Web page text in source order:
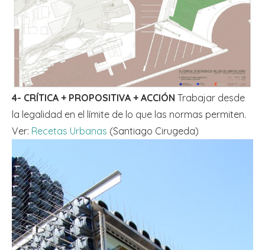
4- CRÍTICA + PROPOSITIVA + ACCIÓN Trabajar desde
la legalidad en el límite de lo que las normas permiten.
Ver: Recetas Urbanas (Santiago Cirugeda)